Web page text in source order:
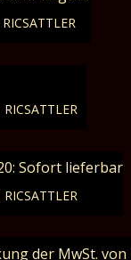
RICSATTLER
RICSATTLER
Sofort lieferbar
RICSATTLER
der MwSt. von